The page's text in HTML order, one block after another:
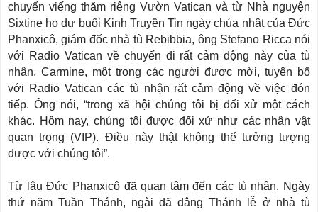
chuyến viếng thăm riêng Vườn Vatican và từ Nhà nguyện
Sixtine họ dự buổi Kinh Truyền Tin ngày chúa nhật của Đức
Phanxicô, giám đốc nhà tù Rebibbia, ông Stefano Ricca nói
với Radio Vatican về chuyến đi rất cảm động này của tù
nhân. Carmine, một trong các người được mời, tuyên bố
với Radio Vatican các tù nhận rất cảm động về việc đón
tiếp. Ông nói, “trong xã hội chúng tôi bị đối xử một cách
khác. Hôm nay, chúng tôi được đối xử như các nhân vật
quan trọng (VIP). Điều này thật không thể tưởng tượng
được với chúng tôi”.
Từ lâu Đức Phanxicô đã quan tâm đến các tù nhân. Ngày
thứ năm Tuần Thánh, ngài đã dâng Thánh lễ ở nhà tù